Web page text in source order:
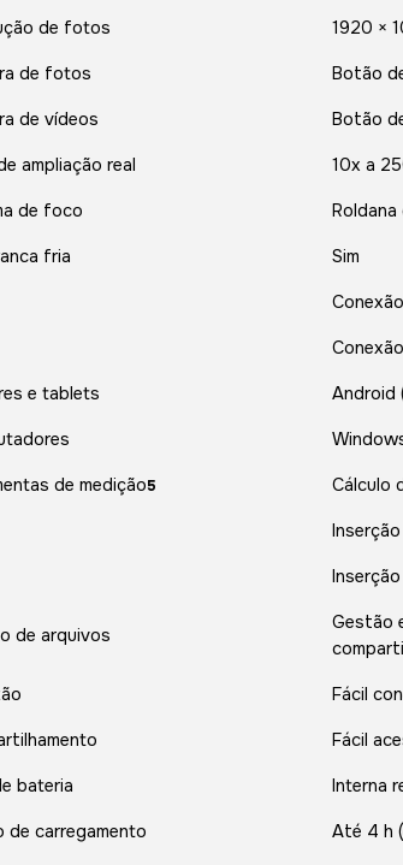
de fotos 1920 ×
de fotos Botão
de vídeos Botão
ampliação real 10x a
de foco
fria Sim
e tablets Android
de medição5 Cálculo
de arquivos
Gestão
Fácil
Fácil
bateria Interna
de carregamento Até 4 h